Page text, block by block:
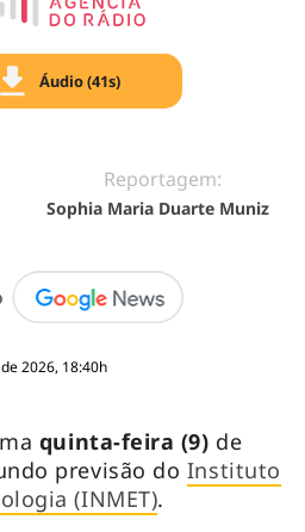
Áudio (41s)
Reportagem:
Sophia Maria Duarte Muniz
2026, 18:40h
quinta-feira (9) de
previsão do Instituto
(INMET).